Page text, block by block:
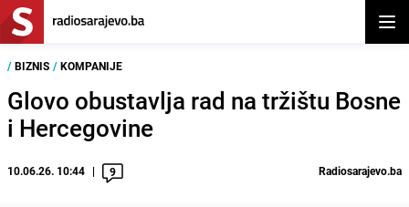
/ BIZNIS / KOMPANIJE
Glovo obustavlja rad na tržištu Bosne
i Hercegovine
10.06.26. 10:44 9 Radiosarajevo.ba